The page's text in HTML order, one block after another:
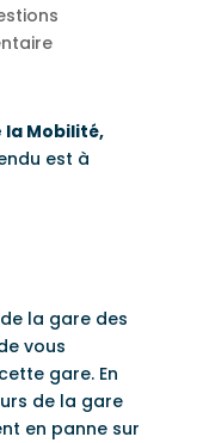
Mobilité,
est à
la gare des
vous
gare. En
de la gare
en panne sur